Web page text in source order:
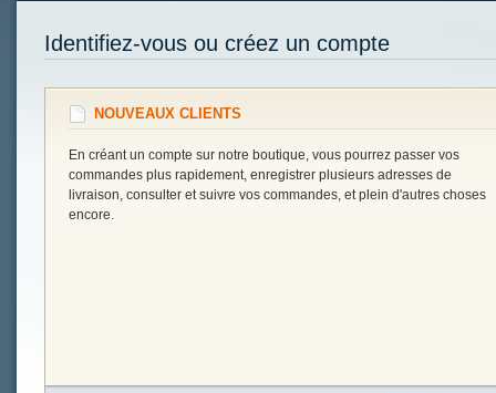
Identifiez-vous ou créez un compte
NOUVEAUX CLIENTS
En créant un compte sur notre boutique, vous pourrez passer vos
commandes plus rapidement, enregistrer plusieurs adresses de
livraison, consulter et suivre vos commandes, et plein d'autres choses
encore.